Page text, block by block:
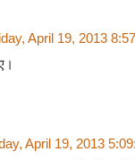
April 19, 2013
April 19, 2013